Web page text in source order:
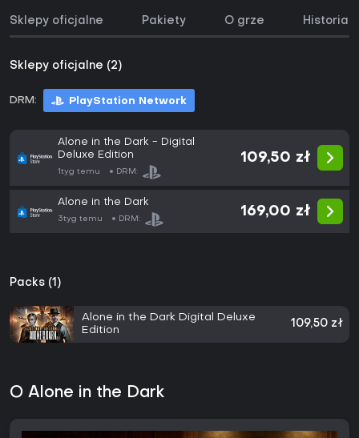
Sklepy oficjalne Pakiety O grze Historia
Sklepy oficjalne (2)
DRM: PlayStation Network
Alone in the Dark - Digital
Deluxe Edition
1tyg temu DRM:
109,50 zł
Alone in the Dark
3tyg temu DRM:
169,00 zł
Packs (1)
Alone in the Dark Digital Deluxe
Edition
109,50 zł
O Alone in the Dark